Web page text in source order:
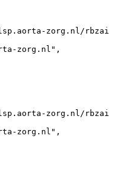
zorg.nl/
zorg.nl" ,
zorg.nl/
zorg.nl" ,